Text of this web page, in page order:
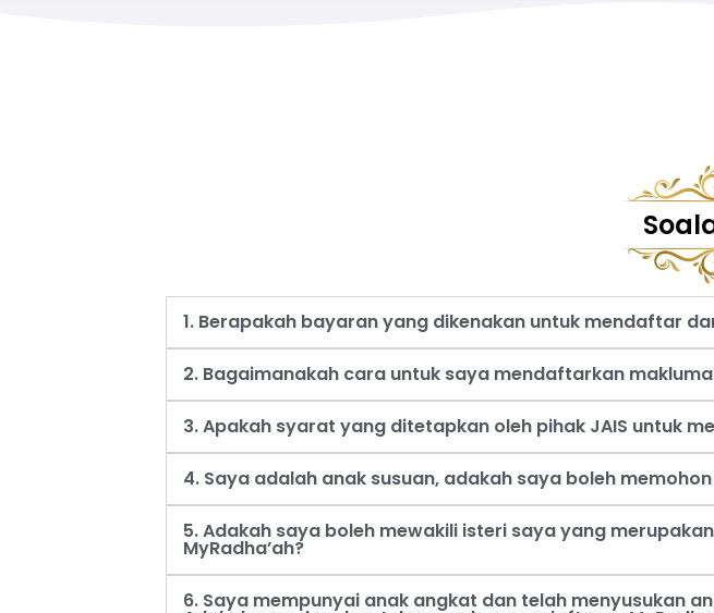
1. Berapakah bayaran yang dikenakan untuk mendaftar
2. Bagaimanakah cara untuk saya mendaftarkan
3. Apakah syarat yang ditetapkan oleh pihak JAIS untuk
4. Saya adalah anak susuan, adakah saya boleh
5. Adakah saya boleh mewakili isteri saya yang
MyRadha’ah?
6. Saya mempunyai anak angkat dan telah menyusukan